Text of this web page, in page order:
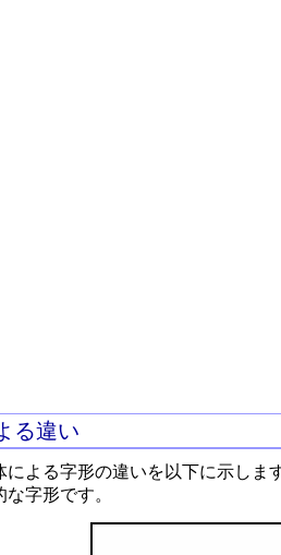
る違い
による字形の違いを以下に示しま
な字形です。